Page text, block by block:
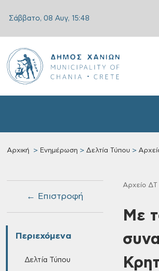
Σάββατο, 08 Αυγ, 15:48
Αρχική Ενημέρωση Δελτία Τύπου
← Επιστροφή
Περιεχόμενα
Δελτία Τύπου
Αρχείο ΔΤ
Με